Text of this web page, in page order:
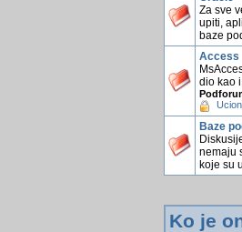
Za sve
upiti,
baze
Access
dio kao
Baze
nemaju
koje su
Ko je